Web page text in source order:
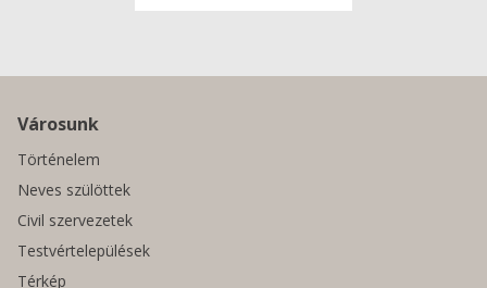
Városunk
Történelem
Neves szülöttek
Civil szervezetek
Testvértelepülések
Térkép